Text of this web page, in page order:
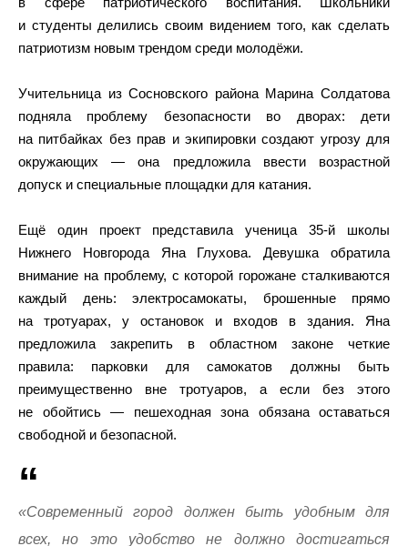
и студенты делились своим видением того, как сделать
патриотизм новым трендом среди молодёжи.
Учительница из Сосновского района Марина Солдатова
подняла проблему безопасности во дворах: дети
на питбайках без прав и экипировки создают угрозу для
окружающих — она предложила ввести возрастной
допуск и специальные площадки для катания.
Ещё один проект представила ученица 35‑й школы
Нижнего Новгорода Яна Глухова. Девушка обратила
внимание на проблему, с которой горожане сталкиваются
каждый день: электросамокаты, брошенные прямо
на тротуарах, у остановок и входов в здания. Яна
предложила закрепить в областном законе четкие
правила: парковки для самокатов должны быть
преимущественно вне тротуаров, а если без этого
не обойтись — пешеходная зона обязана оставаться
свободной и безопасной.
«Современный город должен быть удобным для
всех, но это удобство не должно достигаться